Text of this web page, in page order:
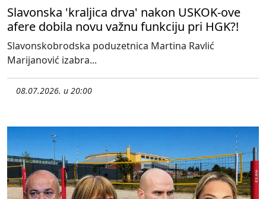
Slavonska 'kraljica drva' nakon USKOK-ove
afere dobila novu važnu funkciju pri HGK?!
Slavonskobrodska poduzetnica Martina Ravlić
Marijanović izabra...
08.07.2026. u 20:00